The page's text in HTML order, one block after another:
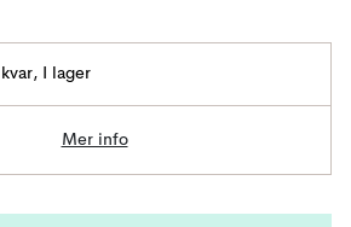
, I lager
Mer info